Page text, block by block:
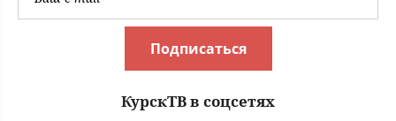
Подписаться
КурскТВ в соцсетях